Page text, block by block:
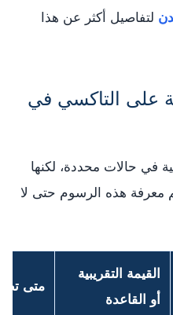
لتفاصيل أكثر عن هذا
على التاكسي في
في حالات محددة، لكنها
هذه الرسوم حتى لا
القيمة التقريبية
أو القاعدة
متى